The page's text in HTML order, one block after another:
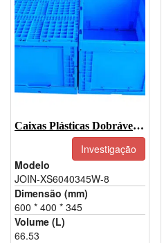
Caixas Plásticas Dobráveis-JOIN-XS6040345W-8
Investigação
Modelo
JOIN-XS6040345W-8
Dimensão (mm)
600 * 400 * 345
Volume (L)
66.53